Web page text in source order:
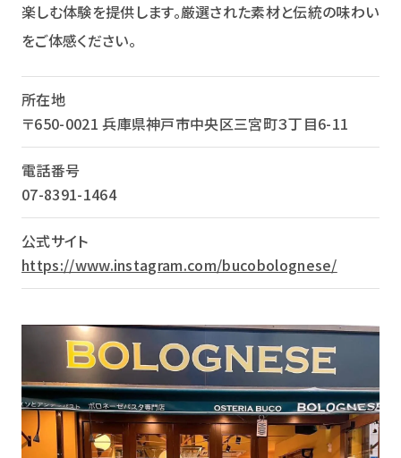
楽しむ体験を提供します。厳選された素材と伝統の味わい
をご体感ください。
所在地
〒650-0021 兵庫県神戸市中央区三宮町３丁目6-11
電話番号
07-8391-1464
公式サイト
https://www.instagram.com/bucobolognese/